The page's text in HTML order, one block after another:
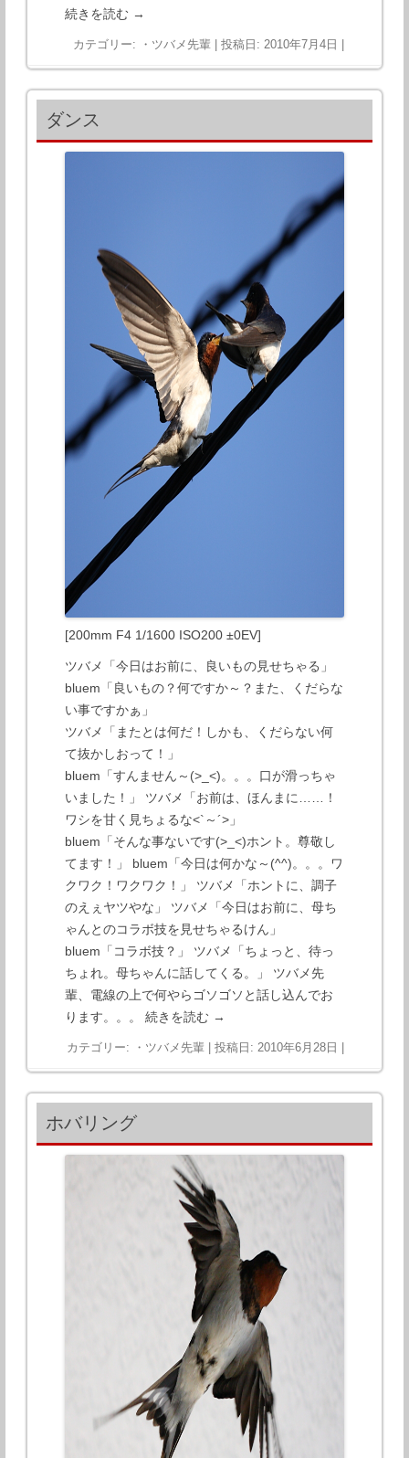
続きを読む →
カテゴリー: ・ツバメ先輩 | 投稿日: 2010年7月4日
ダンス
[200mm F4 1/1600 ISO200 ±0EV]
ツバメ「今日はお前に、良いもの見せちゃる」
bluem「良いもの？何ですか～？また、くだらな
い事ですかぁ」
ツバメ「またとは何だ！しかも、くだらない何
て抜かしおって！」
bluem「すんません～(>_<)。。。口が滑っちゃ
いました！」 ツバメ「お前は、ほんまに……！
ワシを甘く見ちょるな<`～´>」
bluem「そんな事ないです(>_<)ホント。尊敬し
てます！」 bluem「今日は何かな～(^^)。。。ワ
クワク！ワクワク！」 ツバメ「ホントに、調子
のえぇヤツやな」 ツバメ「今日はお前に、母ち
ゃんとのコラボ技を見せちゃるけん」
bluem「コラボ技？」 ツバメ「ちょっと、待っ
ちょれ。母ちゃんに話してくる。」 ツバメ先
輩、電線の上で何やらゴソゴソと話し込んでお
ります。。。 続きを読む →
カテゴリー: ・ツバメ先輩 | 投稿日: 2010年6月28日
ホバリング